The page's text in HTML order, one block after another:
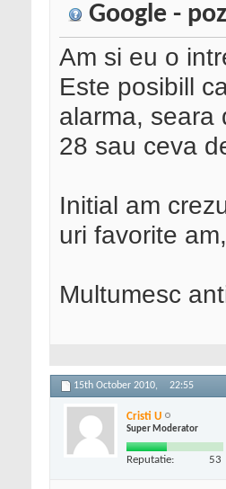
Google -
Am si eu o
Este posibill
alarma, seara
28 sau ceva
Initial am
uri favorite
Multumesc
15th October 2010, 22:55
Cristi U
Super Moderator
Reputatie: 53